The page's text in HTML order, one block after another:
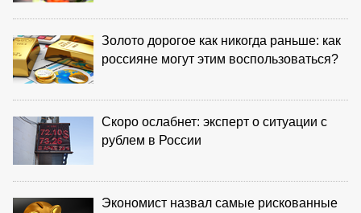
Золото дорогое как никогда раньше: как
россияне могут этим воспользоваться?
Скоро ослабнет: эксперт о ситуации с
рублем в России
Экономист назвал самые рискованные